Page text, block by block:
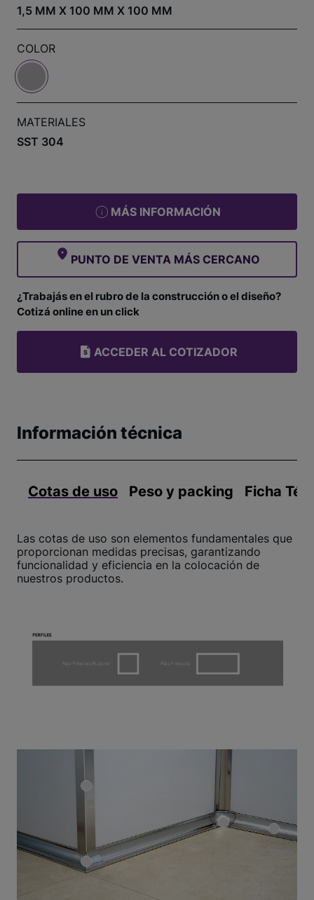
1,5 MM X 100 MM X 100 MM
COLOR
MATERIALES
SST 304
MÁS INFORMACIÓN
PUNTO DE VENTA MÁS CERCANO
¿Trabajás en el rubro de la construcción o el diseño?
Cotizá online en un click
ACCEDER AL COTIZADOR
Información técnica
Cotas de uso Peso y packing Ficha
Las cotas de uso son elementos fundamentales que
proporcionan medidas precisas, garantizando
funcionalidad y eficiencia en la colocación de
nuestros productos.